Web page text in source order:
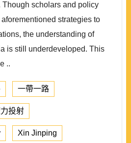
Though scholars and policy
strategies to
the understanding of
is still underdeveloped. This
..
一帶一路
投射
Xin Jinping